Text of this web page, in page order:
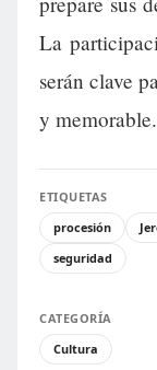
La
serán clave
y memorable.
ETIQUETAS
procesión
seguridad
CATEGORÍA
Cultura